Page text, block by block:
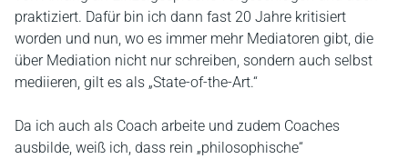
praktiziert. Dafür bin ich dann fast 20 Jahre kritisiert
worden und nun, wo es immer mehr Mediatoren gibt, die
über Mediation nicht nur schreiben, sondern auch selbst
mediieren, gilt es als „State-of-the-Art.“
Da ich auch als Coach arbeite und zudem Coaches
ausbilde, weiß ich, dass rein „philosophische“